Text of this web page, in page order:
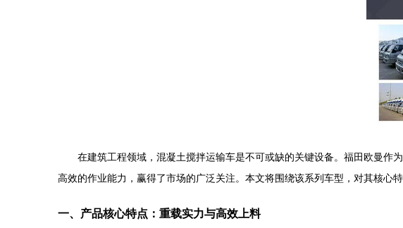
在建筑工程领域，混凝土搅拌运输车是不可或缺的关键设备。福田欧曼作
高效的作业能力，赢得了市场的广泛关注。本文将围绕该系列车型，对其核心
一、产品核心特点：重载实力与高效上料